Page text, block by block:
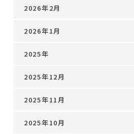
2026年2月
2026年1月
2025年
2025年12月
2025年11月
2025年10月